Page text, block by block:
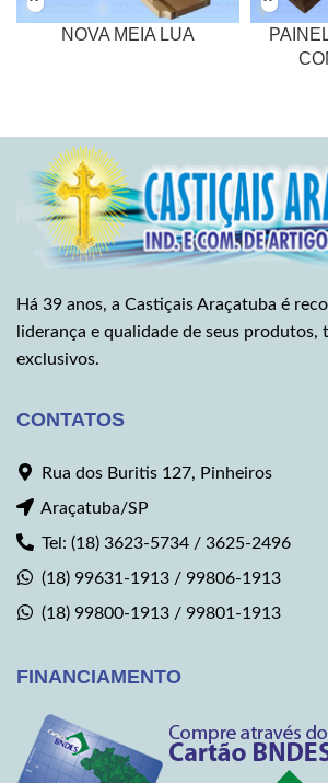
NOVA MEIA LUA
Há 39 anos, a Castiçais Araçatuba é
liderança e qualidade de seus produtos,
exclusivos.
CONTATOS
Rua dos Buritis 127, Pinheiros
Araçatuba/SP
Tel: (18) 3623-5734 / 3625-2496
(18) 99631-1913 / 99806-1913
(18) 99800-1913 / 99801-1913
FINANCIAMENTO